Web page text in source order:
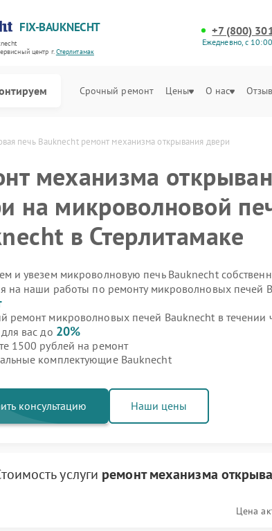
FIX-BAUKNECHT
центр г.Стерлитамак
+7 (800)
Ежедневно, с
Срочный ремонт Цены О нас
печь Bauknecht ремонт механизма открывания двери
механизма
на микроволновой
в Стерлитамаке
и увезем микроволновую печь Bauknecht
на наши работы по ремонту микроволновых печей
ремонт микроволновых печей Bauknecht в течении
вас до 20%
1500 рублей на ремонт
комплектующие Bauknecht
консультацию Наши цены
услуги ремонт механизма
Цена